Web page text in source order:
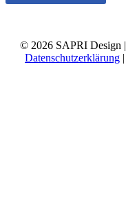
© 2026 SAPRI Design |
Datenschutzerklärung |